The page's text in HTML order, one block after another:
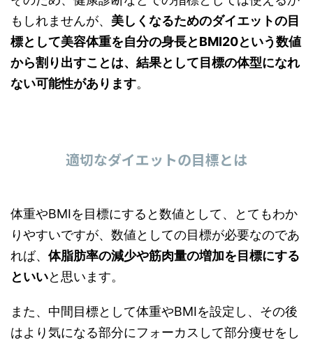
もしれませんが、 美しくなるためのダイエットの目
標として美容体重を自分の身長とBMI20という数値
から割り出すことは、結果として目標の体型になれ
ない可能性があります。
適切なダイエットの目標とは
体重やBMIを目標にすると数値として、とてもわか
りやすいですが、数値としての目標が必要なのであ
れば、 体脂肪率の減少や筋肉量の増加を目標にする
といいと思います。
また、中間目標として体重やBMIを設定し、その後
はより気になる部分にフォーカスして部分痩せをし